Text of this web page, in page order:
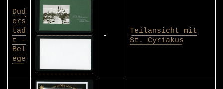
Dud
ers
tad
t -
Bel
ege
-
Teilansicht mit
St. Cyriakus